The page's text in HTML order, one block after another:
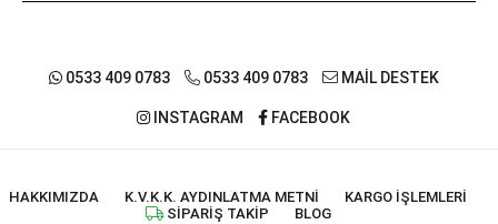
0533 409 0783 0533 409 0783 MAİL DESTEK
INSTAGRAM FACEBOOK
HAKKIMIZDA K.V.K.K. AYDINLATMA METNI
KARGO İŞLEMLERI
SIPARIŞ TAKIP
BLOG